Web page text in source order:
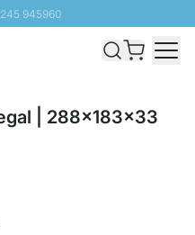
945960
Versand ab 100€
| 288x183x33